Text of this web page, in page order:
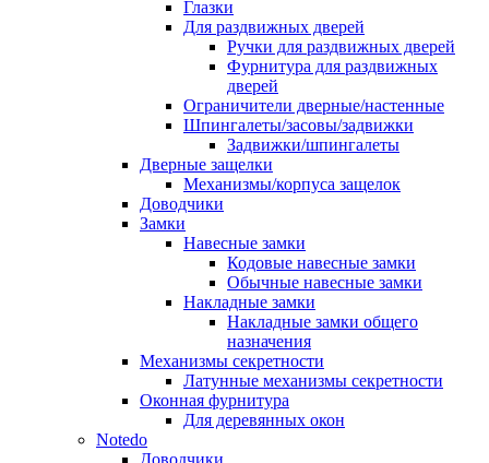
Глазки
Для раздвижных дверей
Ручки для раздвижных дверей
Фурнитура для раздвижных
дверей
Ограничители дверные/настенные
Шпингалеты/засовы/задвижки
Задвижки/шпингалеты
Дверные защелки
Механизмы/корпуса защелок
Доводчики
Замки
Навесные замки
Кодовые навесные замки
Обычные навесные замки
Накладные замки
Накладные замки общего
назначения
Механизмы секретности
Латунные механизмы секретности
Оконная фурнитура
Для деревянных окон
Notedo